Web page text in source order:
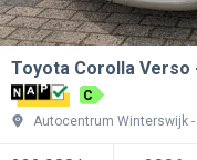
Toyota Corolla Verso
C
Autocentrum Winterswijk